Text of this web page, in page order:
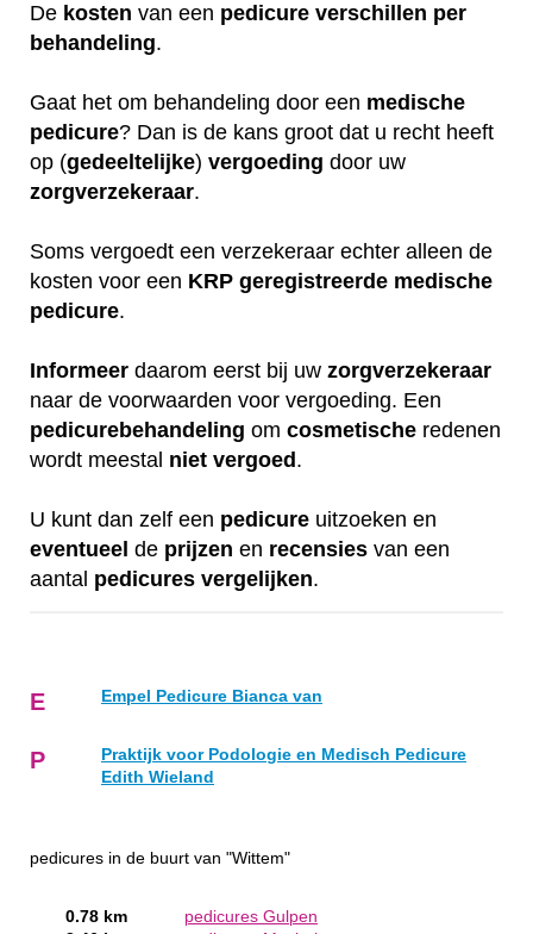
De kosten van een pedicure verschillen per
behandeling.
Gaat het om behandeling door een medische
pedicure? Dan is de kans groot dat u recht heeft
op (gedeeltelijke) vergoeding door uw
zorgverzekeraar.
Soms vergoedt een verzekeraar echter alleen de
kosten voor een KRP geregistreerde medische
pedicure.
Informeer daarom eerst bij uw zorgverzekeraar
naar de voorwaarden voor vergoeding. Een
pedicurebehandeling om cosmetische redenen
wordt meestal niet vergoed .
U kunt dan zelf een pedicure uitzoeken en
eventueel de prijzen en recensies van een
aantal pedicures vergelijken.
E Empel Pedicure Bianca van
P
Praktijk voor Podologie en Medisch Pedicure
Edith Wieland
pedicures in de buurt van "Wittem"
0.78 km
pedicures Gulpen